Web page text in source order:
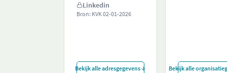
Linkedin
Bron: KVK02-01-2026
Bekijk alle adresgegevens Bekijk alle